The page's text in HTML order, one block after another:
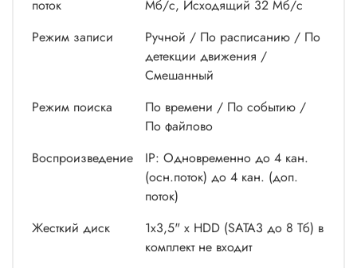
поток
Мб/с, Исходящий 32 Мб/с
Режим записи
Ручной / По расписанию / По
детекции движения /
Смешанный
Режим поиска
По времени / По событию /
По файлово
Воспроизведение
IP: Одновременно до 4 кан.
(осн.поток) до 4 кан. (доп.
поток)
Жесткий диск
1х3,5" x HDD (SATA3 до 8 Тб) в
комплект не входит